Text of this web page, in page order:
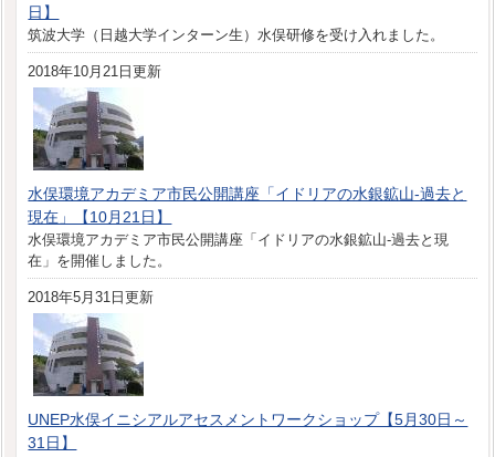
日】
筑波大学（日越大学インターン生）水俣研修を受け入れました。
2018年10月21日更新
水俣環境アカデミア市民公開講座「イドリアの水銀鉱山‐過去と
現在」【10月21日】
水俣環境アカデミア市民公開講座「イドリアの水銀鉱山‐過去と現
在」を開催しました。
2018年5月31日更新
UNEP水俣イニシアルアセスメントワークショップ【5月30日～
31日】